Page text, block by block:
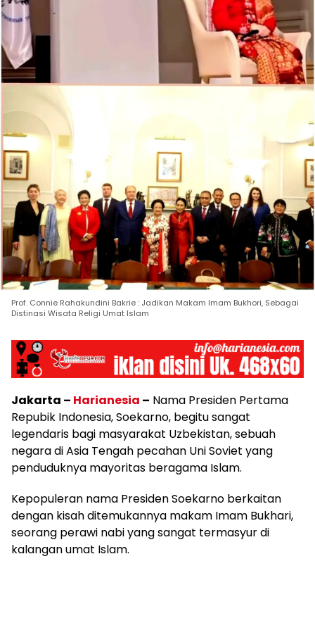
Prof. Connie Rahakundini Bakrie : Jadikan Makam Imam Bukhori, Sebagai
Distinasi Wisata Religi Umat Islam
Jakarta – Harianesia – Nama Presiden Pertama
Repubik Indonesia, Soekarno, begitu sangat
legendaris bagi masyarakat Uzbekistan, sebuah
negara di Asia Tengah pecahan Uni Soviet yang
penduduknya mayoritas beragama Islam.
Kepopuleran nama Presiden Soekarno berkaitan
dengan kisah ditemukannya makam Imam Bukhari,
seorang perawi nabi yang sangat termasyur di
kalangan umat Islam.